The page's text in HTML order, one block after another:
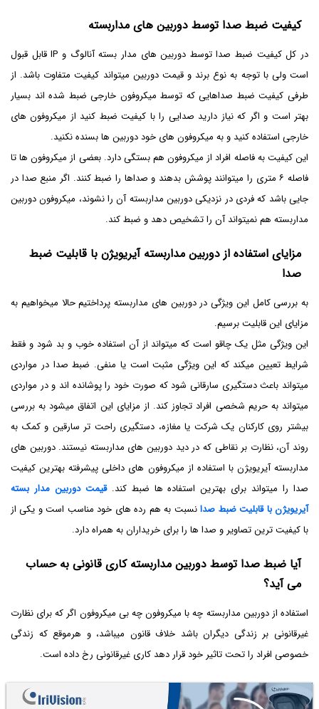
کیفیت ضبط صدا توسط دوربین های مداربسته
در کل کیفیت ضبط صدا توسط دوربین های مدار بسته آنالوگ و IP قابل قبول
است ولی با توجه به نوع برند و قیمت دوربین میتواند کیفیت متفاوت باشد. از
طرفی کیفیت ضبط صداهایی که توسط میکروفون خارجی ضبط شده اند بسیار
بهتر است و اگر که نیاز دارید صدایی را با کیفیت ضبط کنید از میکروفون های
خارجی استفاده کنید و به میکروفون های خود دوربین ها بسنده نکنید.
این کیفیت به فاصله افراد از میکروفون هم بستگی دارد. بعضی از میکروفون ها تا
فاصله ۶ متری را میتوانند پوشش بدهند و صداها را ضبط کنند. اگر منبع صدا در
جایی باشد که فردی در نزدیکی دوربین مداربسته آن را نشوند، میکروفون دوربین
مداربسته هم نمیتواند آن را تشخیص دهد و ضبط کند.
مزایای استفاده از دوربین مداربسته آیریویژن با قابلیت ضبط
صدا
به بررسی کامل این ویژگی در دوربین های مداربسته پرداختیم حالا میخواهیم به
مزایای این قابلیت برسیم.
این ویژگی مثل یک چاقو است که میتواند از آن استفاده خوب و بد شود و فقط
شرایط تعیین میکند که این ویژگی مثبت است یا منفی. ضبط صدا در مواردی
میتواند باعث دستگیری سارقانی شود که صورت خود را پوشانده اند و در مواردی
میتواند به حریم شخصی افراد تجاوز کند. از مزایای این اتفاق میشود به بررسی
بیشتر روی کارکنان یک شرکت یا مغازه، دستگیری راحت تر سارقین و کمک به
روند آن، نظارت بر نقاطی که در دید دوربین های مداربسته نیستند. دوربین های
مداربسته آیریویژن با استفاده از میکروفون های داخلی پیشرفته بهترین کیفیت
صدا را میتواند برای بهترین استفاده ها ضبط کند.قیمت دوربین مدار بسته
آیریویژن با قابلیت ضبط صدانسبت به هم رده های خود مناسب است و یکی از
با کیفیت ترین تصاویر و صدا ها را برای خریداران به همراه دارد.
آیا ضبط صدا توسط دوربین مداربسته کاری قانونی به حساب
می آید؟
استفاده از دوربین مداربسته چه با میکروفون چه بی میکروفون اگر که برای نظارت
غیرقانونی بر زندگی دیگران باشد خلاف قانون میباشد، و هرموقع که زندگی
خصوصی افراد را تحت تاثیر خود قرار دهد کاری غیرقانونی رخ داده است.